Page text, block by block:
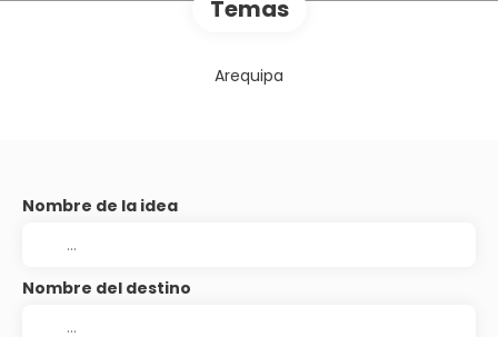
Temas
Arequipa
Nombre de la idea
Nombre del destino